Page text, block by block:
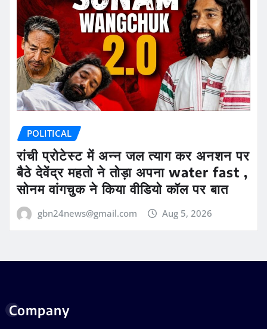
POLITICAL
रांची प्रोटेस्ट में अन्न जल त्याग कर अनशन पर
बैठे देवेंद्र महतो ने तोड़ा अपना water fast ,
सोनम वांगचुक ने किया वीडियो कॉल पर बात
gbn24news@gmail.com Aug 5, 2026
Company